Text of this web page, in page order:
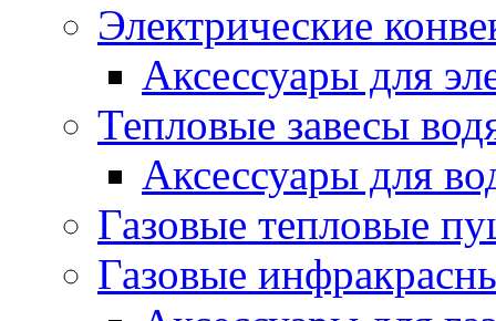
Электрические
Аксессуары для
Тепловые завесы
Аксессуары для
Газовые тепловые
Газовые